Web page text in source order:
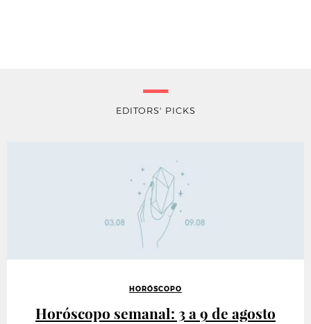
EDITORS' PICKS
HORÓSCOPO
Horóscopo semanal: 3 a 9 de agosto